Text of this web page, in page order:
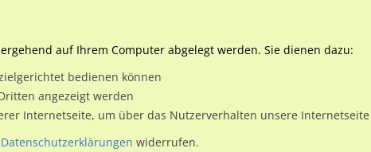
Planen & Buchen Plakatwerbung
auf Ihrem Computer abgelegt werden. Sie dienen dazu:
bedienen können
angezeigt werden
Internetseite, um über das Nutzerverhalten unsere
Datenschutzerklärungen widerrufen.